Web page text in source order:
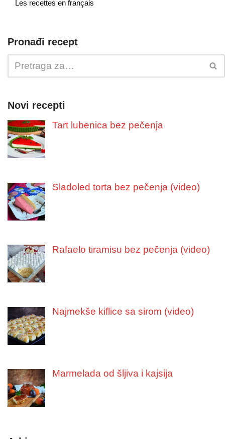
Les recettes en français
Pronađi recept
Novi recepti
Tart lubenica bez pečenja
Sladoled torta bez pečenja (video)
Rafaelo tiramisu bez pečenja (video)
Najmekše kiflice sa sirom (video)
Marmelada od šljiva i kajsija